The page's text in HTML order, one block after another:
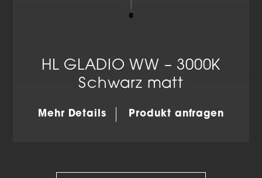
HL GLADIO WW – 3000K
Schwarz matt
Mehr Details Produkt anfragen